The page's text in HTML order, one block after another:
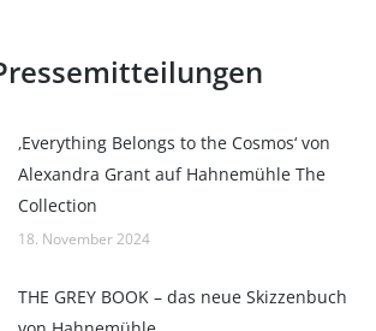
‚Everything Belongs to the Cosmos‘ von
Alexandra Grant auf Hahnemühle The
Collection
18. November 2024
THE GREY BOOK – das neue Skizzenbuch